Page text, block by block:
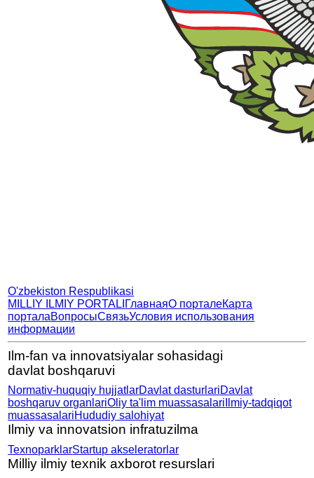
O'zbekiston Respublikasi
MILLIY ILMIY PORTALI ГлавнаяО порталеКарта
порталаВопросыСвязьУсловия использования
информации
Ilm-fan va innovatsiyalar sohasidagi
davlat boshqaruvi
Normativ-huquqiy hujjatlarDavlat dasturlariDavlat
boshqaruv organlariOliy ta'lim muassasalari Ilmiy-tadqiqot
muassasalariHududiy salohiyat
Ilmiy va innovatsion infratuzilma
TexnoparklarStartup akseleratorlar
Milliy ilmiy texnik axborot resurslari